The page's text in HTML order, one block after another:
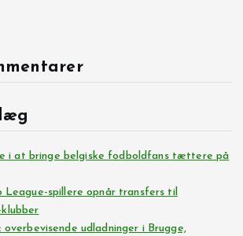
i at bringe belgiske fodboldfans tættere på
League-spillere opnår transfers til
udladninger i Brugge,